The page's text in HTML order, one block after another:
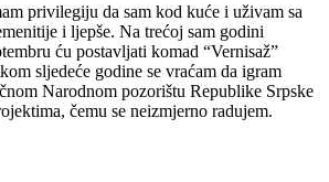
privilegiju da sam kod kuće i uživam sa
i ljepše. Na trećoj sam godini
ću postavljati komad “Vernisaž”
sljedeće godine se vraćam da igram
Narodnom pozorištu Republike Srpske
čemu se neizmjerno radujem.